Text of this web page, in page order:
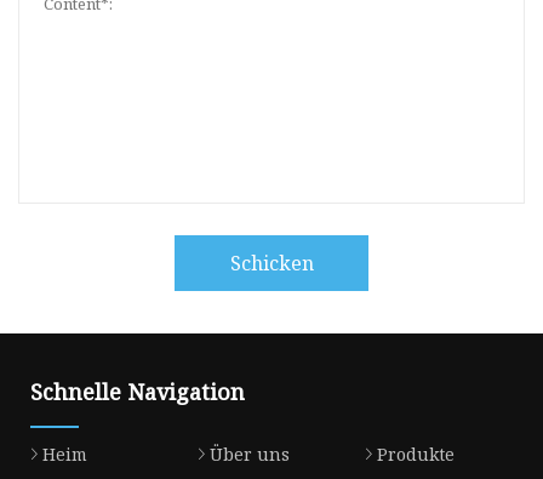
Schicken
Schnelle Navigation
Heim Über uns
Produkte